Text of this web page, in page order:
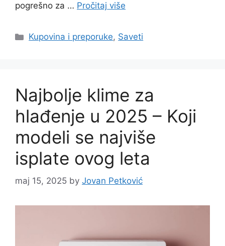
pogrešno za … Pročitaj više
Categories
Kupovina i preporuke, Saveti
Najbolje klime za
hlađenje u 2025 – Koji
modeli se najviše
isplate ovog leta
maj 15, 2025 by Jovan Petković